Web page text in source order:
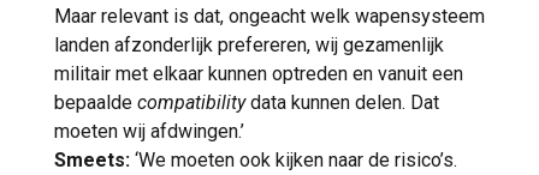
Maar relevant is dat, ongeacht welk wapensysteem
landen afzonderlijk prefereren, wij gezamenlijk
militair met elkaar kunnen optreden en vanuit een
bepaalde compatibilitydata kunnen delen. Dat
moeten wij afdwingen.’
Smeets: ‘We moeten ook kijken naar de risico’s.